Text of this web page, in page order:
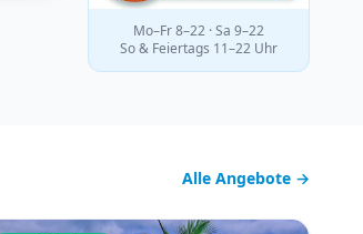
Mo–Fr 8–22 · Sa 9–22
So & Feiertags 11–22 Uhr
Alle Angebote →